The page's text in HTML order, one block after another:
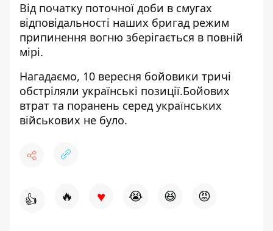
Від початку поточної доби в смугах
відповідальності наших бригад режим
припинення вогню зберігається в повній
мірі.
Нагадаємо, 10 вересня бойовики тричі
обстріляли українські позиції.Бойових
втрат та поранень серед українських
військових не було.
👍 🔥 ♥ 😭 😆 😡